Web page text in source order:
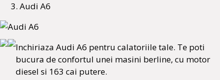
Audi A6
Inchiriaza Audi A6 pentru calatoriile tale. Te poti
bucura de confortul unei masini berline, cu motor
diesel si 163 cai putere.